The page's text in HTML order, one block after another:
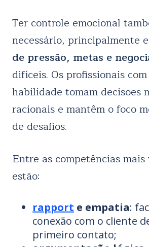
Ter controle emocional
necessário, principalmente
de pressão, metas e
difíceis. Os profissionais
habilidade tomam decisões
racionais e mantêm o foco
de desafios.
Entre as competências
estão:
rapport e empatia:
conexão com o cliente
primeiro contato;